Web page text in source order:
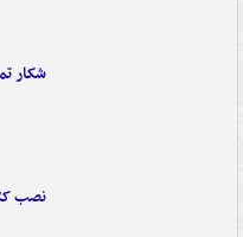
شکار
نصب